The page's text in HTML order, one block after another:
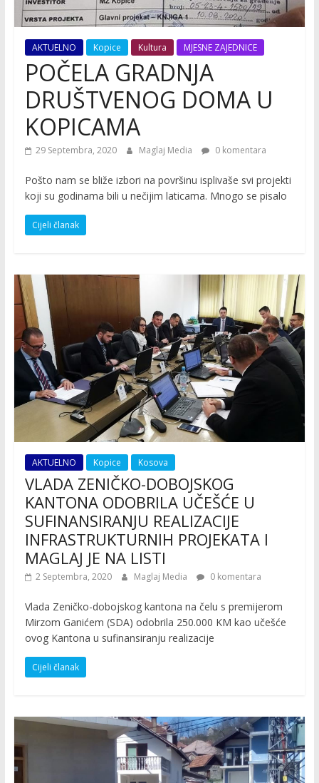
AKTUELNO Kopice Kultura MJESNE ZAJEDNICE
POČELA GRADNJA
DRUŠTVENOG DOMA U
KOPICAMA
29 Septembra, 2020 Maglaj Media 0 komentara
Pošto nam se bliže izbori na površinu isplivaše svi projekti
koji su godinama bili u nečijim laticama. Mnogo se pisalo
Cijeli članak
AKTUELNO Kopice Kosova
VLADA ZENIČKO-DOBOJSKOG
KANTONA ODOBRILA UČEŠĆE U
SUFINANSIRANJU REALIZACIJE
INFRASTRUKTURNIH PROJEKATA I
MAGLAJ JE NA LISTI
2 Septembra, 2020 Maglaj Media 0 komentara
Vlada Zeničko-dobojskog kantona na čelu s premijerom
Mirzom Ganićem (SDA) odobrila 250.000 KM kao učešće
ovog Kantona u sufinansiranju realizacije
Cijeli članak